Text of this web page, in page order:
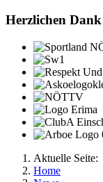
Herzlichen
Aktuelle Seite:
Home